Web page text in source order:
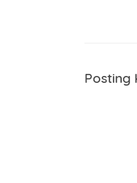
Posting